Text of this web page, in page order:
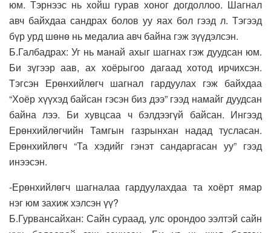
юм. Тэрнээс нь хойш гурав хоног догдоллоо. Шагнал
авч байхдаа сандрах болов уу яах бол гээд л. Тэгээд
бүр урд шөнө нь медалиа авч байна гэж зүүдэлсэн.
Б.Галбадрах: Уг нь манай ахыг шагнах гэж дуудсан юм.
Би зүгээр аав, ах хоёрыгоо дагаад хотод ирчихсэн.
Тэгсэн Ерөнхийлөгч шагнал гардуулах гэж байхдаа
“Хоёр хүүхэд байсан гэсэн биз дээ” гээд намайг дуудсан
байна лээ. Би хувцсаа ч бэлдээгүй байсан. Ингээд
Ерөнхийлөгчийн Тамгын газрынхан надад тусласан.
Ерөнхийлөгч “Та хэдийг гэнэт сандаргасан уу” гээд
инээсэн.
-Ерөнхийлөгч шагналаа гардуулахдаа та хоёрт ямар
нэг юм захиж хэлсэн үү?
Б.Гурвансайхан: Сайн сураад, улс орондоо ээлтэй сайн